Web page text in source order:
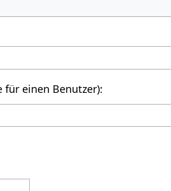
für einen Benutzer):